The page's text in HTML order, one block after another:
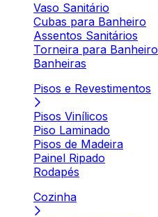
Vaso Sanitário
Cubas para Banheiro
Assentos Sanitários
Torneira para Banheiro
Banheiras
Pisos e Revestimentos
Pisos Vinílicos
Piso Laminado
Pisos de Madeira
Painel Ripado
Rodapés
Cozinha